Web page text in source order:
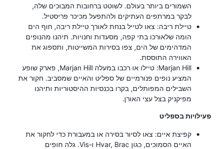
השמורים ביותר בעולם. לשוטט ברחובות המבוכים שלה,
לבקר במרתפים העתיקים ולהתפעל מכיכר פריסטיל.
טיילת ריבה: צאו לטייל בנחת לאורך טיילת ריבה, חוף הים
הומה שלאורכו בתי קפה, מסעדות וחנויות. תיהנו מהנופים
המדהימים של הים, צפו בסירות המשייטות, ותספוג את
האווירה התוססת.
Marjan Hill: טיילו או רכבו במעלה Marjan Hill, פארק שופע
המציע נופים פנורמיים של ספליט והאיים שמסביב. חקור את
השבילים המפותלים, בקרו בכנסיות ההיסטוריות ותיהנו
מפיקניק בצל עצי האורן.
פעילויות בספליט
קפיצת איים: צאו לסיור בסירה או במעבורת כדי לחקור את
האיים הסמוכים, כגון Hvar, Brac ו-Vis. גלה חופים